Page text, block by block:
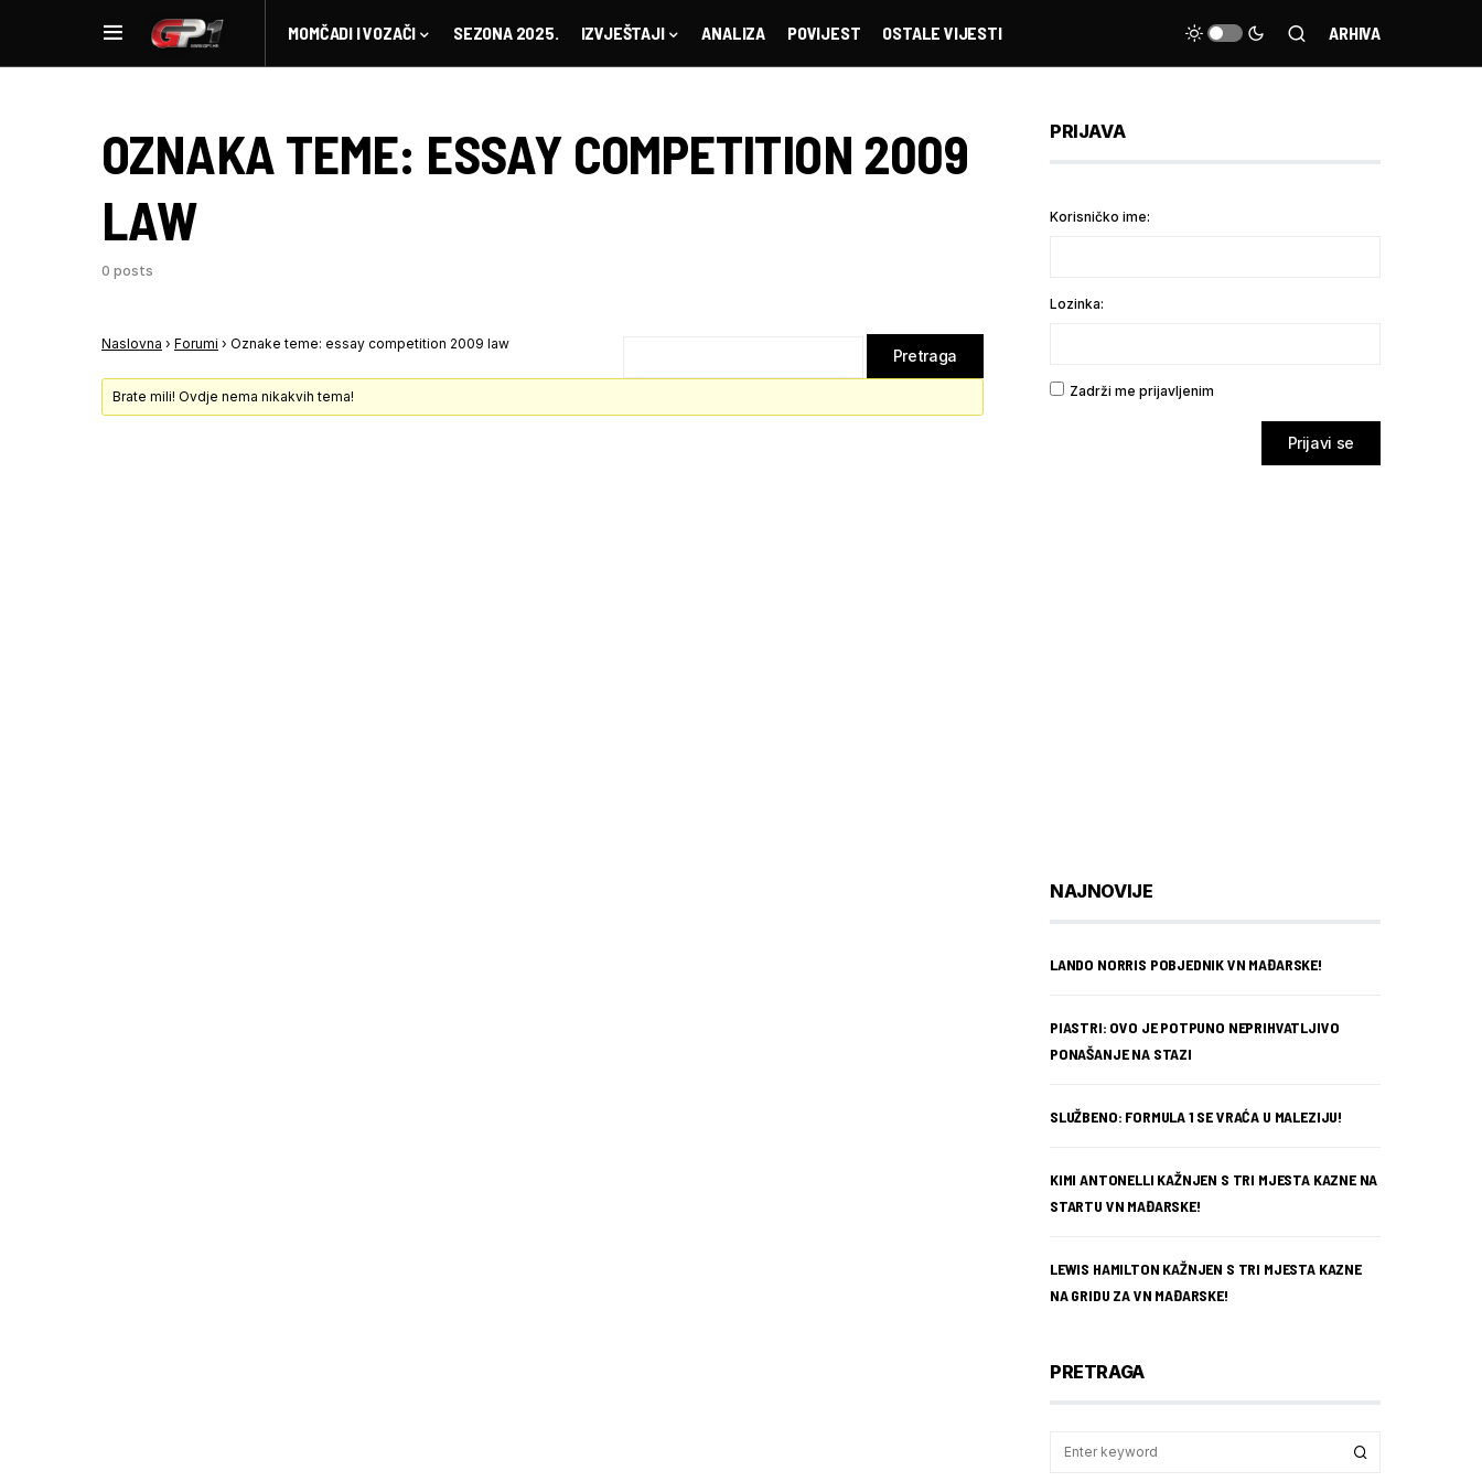
MOMČADI I VOZAČI SEZONA 2025. IZVJEŠTAJI ANALIZA POVIJEST OSTALE VIJESTI ARHIVA
OZNAKA TEME: ESSAY COMPETITION 2009
LAW
0 posts
Naslovna › Forumi › Oznake teme: essay competition 2009 law
Brate mili! Ovdje nema nikakvih tema!
PRIJAVA
Korisničko ime:
Lozinka:
Zadrži me prijavljenim
Prijavi se
NAJNOVIJE
LANDO NORRIS POBJEDNIK VN MAĐARSKE!
PIASTRI: OVO JE POTPUNO NEPRIHVATLJIVO
PONAŠANJE NA STAZI
SLUŽBENO: FORMULA 1 SE VRAĆA U MALEZIJU!
KIMI ANTONELLI KAŽNJEN S TRI MJESTA KAZNE NA
STARTU VN MAĐARSKE!
LEWIS HAMILTON KAŽNJEN S TRI MJESTA KAZNE
NA GRIDU ZA VN MAĐARSKE!
PRETRAGA